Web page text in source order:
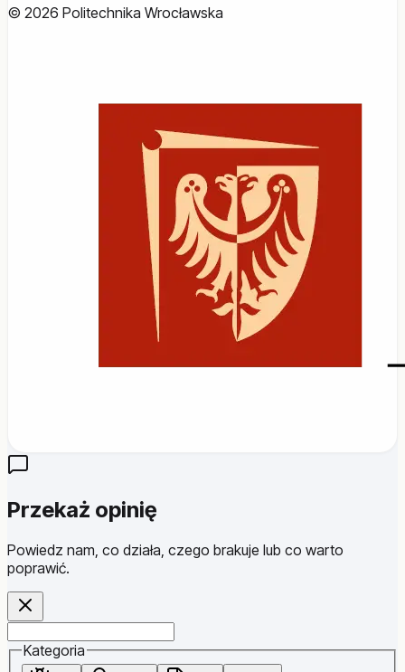
© 2026 Politechnika Wrocławska
Przekaż opinię
Powiedz nam, co działa, czego brakuje lub co warto
poprawić.
Website
Kategoria